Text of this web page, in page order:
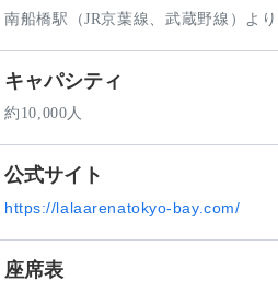
南船橋駅（JR京葉線、武蔵野線）よ
キャパシティ
約10,000人
公式サイト
https://lalaarenatokyo-bay.com/
座席表